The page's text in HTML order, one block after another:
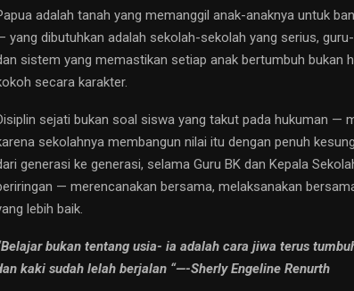
adalah tanah yang memanggil anak-anaknya untuk
yang dibutuhkan adalah sekolah-sekolah yang serius,
sistem yang memastikan setiap anak bertumbuh bukan
secara karakter.
sejati bukan soal siswa yang takut pada hukuman —
sekolahnya membangun nilai itu dengan penuh
generasi ke generasi, selama Guru BK dan Kepala
— merencanakan bersama, melaksanakan
lebih baik.
bukan tentang usia- ia adalah cara jiwa terus
kaki sudah lelah berjalan “—-Sherly Engeline Renurth